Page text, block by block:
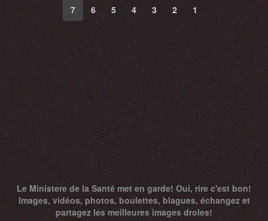
7 6 5 4 3 2 1
Le Ministere de la Santé met en garde! Oui, rire c'est bon!
Images, vidéos, photos, boulettes, blagues, échangez et
partagez les meilleures images droles!